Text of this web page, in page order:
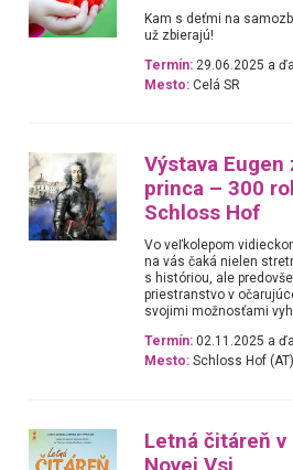
Kam s deťmi na
už zbierajú!
Termín: 29.06.2025 a
Mesto: Celá SR
Výstava Eugen
princa – 300
Schloss Hof
Vo veľkolepom
na vás čaká nielen
s históriou, ale
priestranstvo v
svojimi možnosťami
Termín: 02.11.2025 a
Mesto: Schloss Hof (AT)
Letná čitáreň v